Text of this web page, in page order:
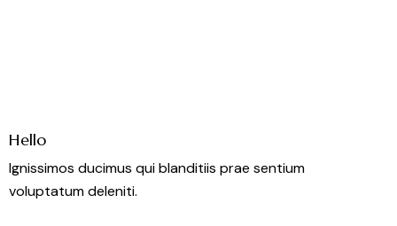
Hello
Ignissimos ducimus qui blanditiis prae sentium
voluptatum deleniti.